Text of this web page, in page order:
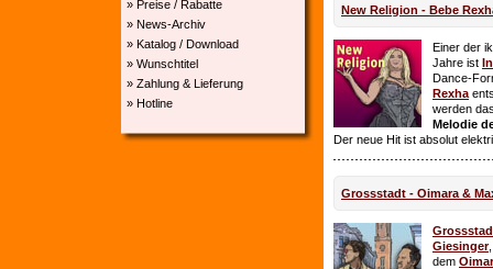
» Preise / Rabatte
» News-Archiv
» Katalog / Download
» Wunschtitel
» Zahlung & Lieferung
» Hotline
New Religion - Bebe
Einer der
Jahre ist
Dance-
Rexha
werden
Melodie
Der neue Hit ist absolut
Grossstadt - Oimara &
Giesinger
dem